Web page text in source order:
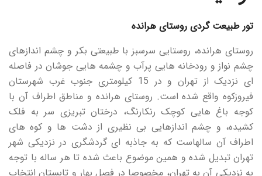
تور طبیعت گردی روستای هرانده
روستای هرانده، روستایی سرسبز با طبیعتی بکر و چشم اندازهای
چشم نواز و رودخانه هایی پرآب و چشمه هایی جوشان در فاصله
ای نزدیک از تهران و در 15 کیلومتری جنوب غرب شهرستان
فیروزکوه واقع شده است. روستای هرانده و مناطق اطراف آن با
کوجه باغ هایی کوچک رنکارنگ، درختان تبریزی سر به فلک
کشیده، و چشم اندازهایی بی نظیری از دشت ها و کوه های
اطراف آن سالهاست که به جاذبه ای گردشگری در نزدیکی شهر
تهران تبدیل شده و همین موضوع باعث شده تا هر ساله با توجه
به نزدیکی آن به تهران، مخصوصا در فصل بهار و تابستان انتخاب